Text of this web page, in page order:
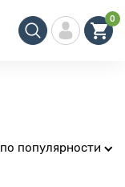
0
по популярности